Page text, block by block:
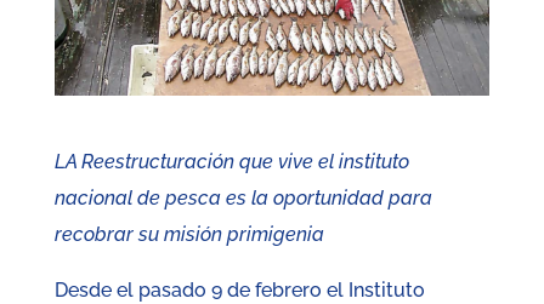
LA Reestructuración que vive el instituto
nacional de pesca es la oportunidad para
recobrar su misión primigenia
Desde el pasado 9 de febrero el Instituto